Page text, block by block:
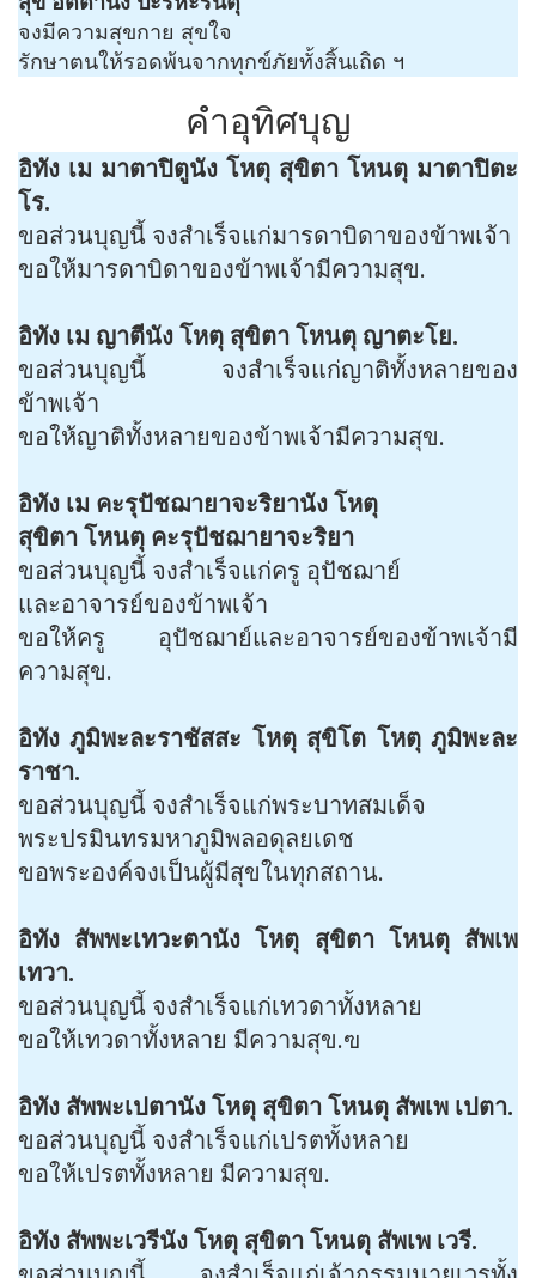
จงมีความสุขกาย สุขใจ
รักษาตนให้รอดพ้นจากทุกข์ภัยทั้งสิ้นเถิด ฯ
คำอุทิศบุญ
อิทัง เม มาตาปิตูนัง โหตุ สุขิตา โหนตุ มาตาปิตะ
โร.
ขอส่วนบุญนี้ จงสำเร็จแก่มารดาบิดาของข้าพเจ้า
ขอให้มารดาบิดาของข้าพเจ้ามีความสุข.
อิทัง เม ญาตีนัง โหตุ สุขิตา โหนตุ ญาตะโย.
ขอส่วนบุญนี้ จงสำเร็จแก่ญาติทั้งหลายของ
ข้าพเจ้า
ขอให้ญาติทั้งหลายของข้าพเจ้ามีความสุข.
อิทัง เม คะรุปัชฌายาจะริยานัง โหตุ
สุขิตา โหนตุ คะรุปัชฌายาจะริยา
ขอส่วนบุญนี้ จงสำเร็จแก่ครู อุปัชฌาย์
และอาจารย์ของข้าพเจ้า
ขอให้ครู อุปัชฌาย์และอาจารย์ของข้าพเจ้ามี
ความสุข.
อิทัง ภูมิพะละราชัสสะ โหตุ สุขิโต โหตุ ภูมิพะละ
ราชา.
ขอส่วนบุญนี้ จงสำเร็จแก่พระบาทสมเด็จ
พระปรมินทรมหาภูมิพลอดุลยเดช
ขอพระองค์จงเป็นผู้มีสุขในทุกสถาน.
อิทัง สัพพะเทวะตานัง โหตุ สุขิตา โหนตุ สัพเพ
เทวา.
ขอส่วนบุญนี้ จงสำเร็จแก่เทวดาทั้งหลาย
ขอให้เทวดาทั้งหลาย มีความสุข.ฃ
อิทัง สัพพะเปตานัง โหตุ สุขิตา โหนตุ สัพเพ เปตา.
ขอส่วนบุญนี้ จงสำเร็จแก่เปรตทั้งหลาย
ขอให้เปรตทั้งหลาย มีความสุข.
อิทัง สัพพะเวรีนัง โหตุ สุขิตา โหนตุ สัพเพ เวรี.